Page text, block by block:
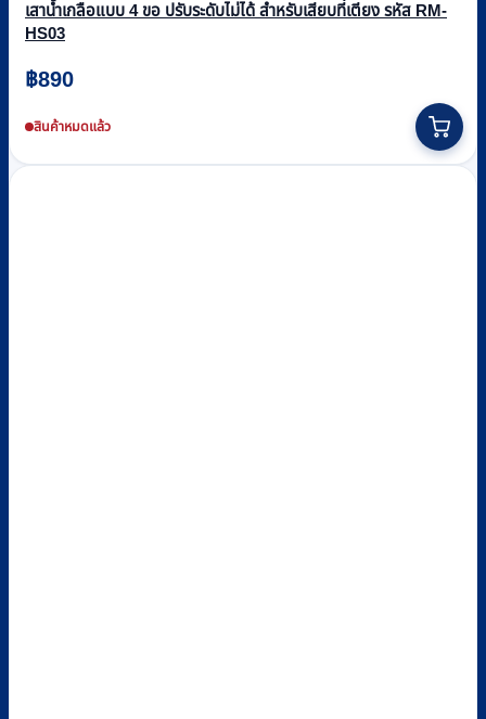
เสาน้ำเกลือแบบ 4 ขอ ปรับระดับไม่ได้ สำหรับเสียบที่เตียง รหัส RM-
HS03
฿890
สินค้าหมดแล้ว